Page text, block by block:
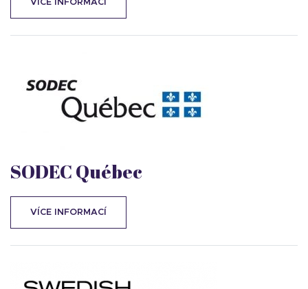
VÍCE INFORMACÍ
SODEC Québec
VÍCE INFORMACÍ